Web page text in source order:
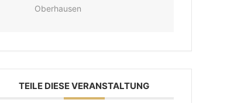
Oberhausen
TEILE DIESE VERANSTALTUNG